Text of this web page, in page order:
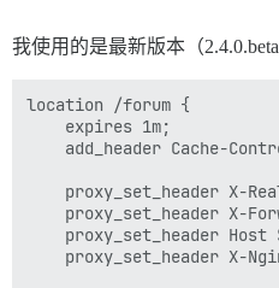
我使用的是最新版本（
location /forum {
    expires 1m;
add_header Cache-
proxy_set_header X-
proxy_set_header X-
proxy_set_header Host
proxy_set_header X-